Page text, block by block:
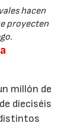
hacen
proyecten
millón de
dieciséis